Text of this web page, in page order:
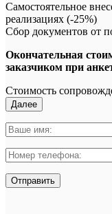
Самостоятельное
реализациях (-25%)
Сбор документов от
Окончательная
заказчиком при
Стоимость
Далее